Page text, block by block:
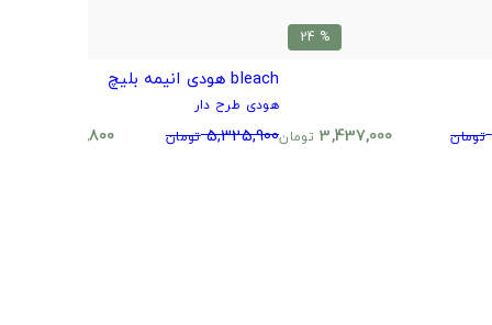
% 24
تومان 3,437,000 تومان
bleach هودی انیمه بلیچ
هودی طرح دار
5,325,900 تومان 4,058,800